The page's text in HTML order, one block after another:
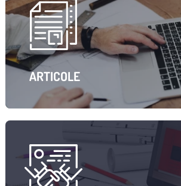
ARTICOLE